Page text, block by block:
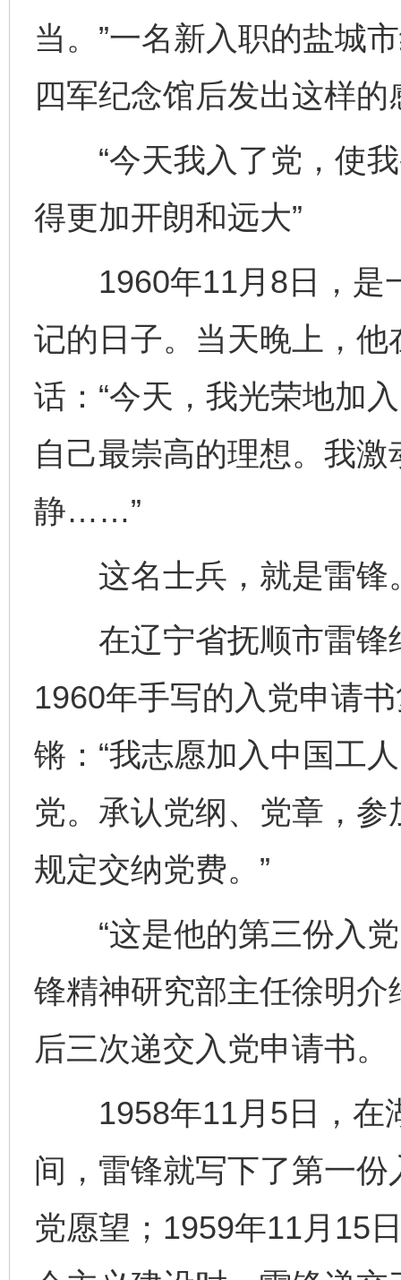
当。”一名新入职的盐城
四军纪念馆后发出这样的
“今天我入了党，使我
得更加开朗和远大”
1960年11月8日，是
记的日子。当天晚上，
话：“今天，我光荣地加
自己最崇高的理想。我
静……”
这名士兵，就是雷锋
在辽宁省抚顺市雷锋
1960年手写的入党申请
锵：“我志愿加入中国工
党。承认党纲、党章，
规定交纳党费。”
“这是他的第三份入党
锋精神研究部主任徐明
后三次递交入党申请书。
1958年11月5日，在
间，雷锋就写下了第一
党愿望；1959年11月15